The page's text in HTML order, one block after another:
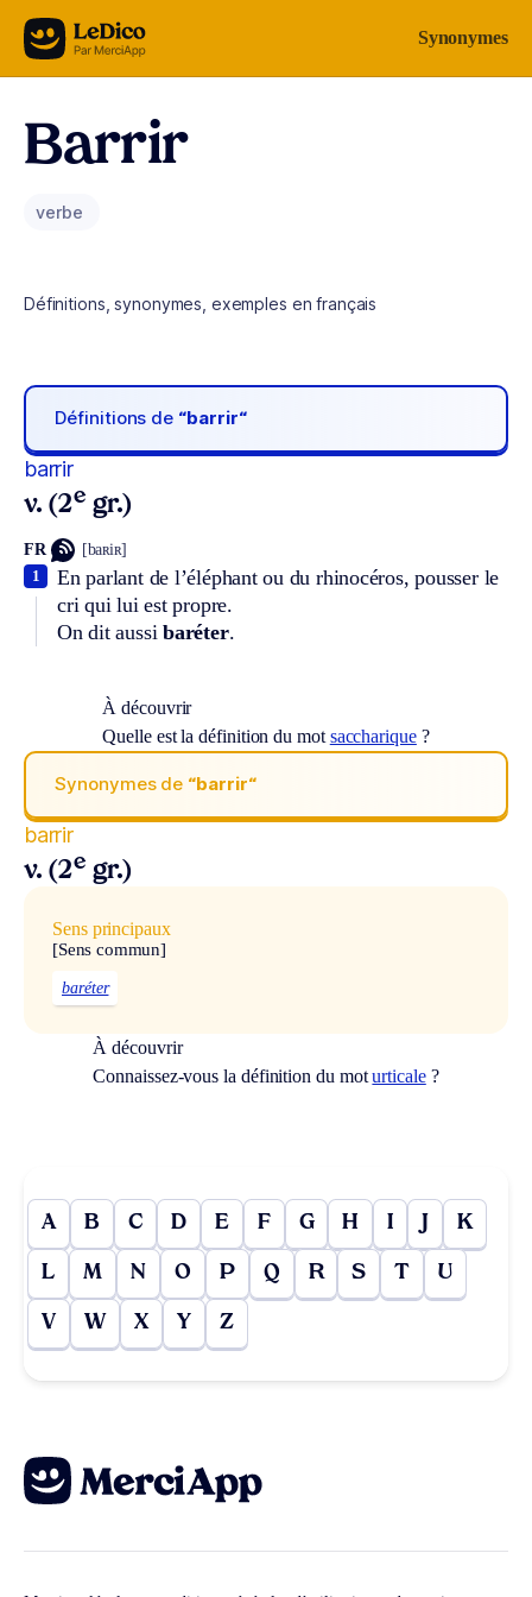
Aller au contenu Synonymes
Barrir
verbe
Définitions, synonymes, exemples en français
Définitions de “barrir“
barrir
v. (2e gr.)
FR [baʀiʀ]
En parlant de l’éléphant ou du rhinocéros, pousser le
cri qui lui est propre.
On dit aussibaréter.
1
À découvrir
Quelle est la définition du mot saccharique?
Synonymes de “barrir“
barrir
v. (2e gr.)
Sens principaux
[Sens commun]
baréter
À découvrir
Connaissez-vous la définition du moturticale?
A B C D E F G H I J K
L M N O P Q R S T U
V W X Y Z